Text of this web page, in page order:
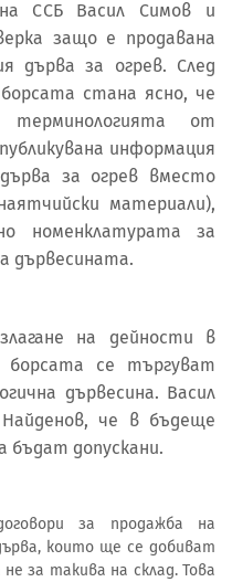
ССБ Васил Симов и
защо е продавана
дърва за огрев. След
стана ясно, че
терминологията от
информация
за огрев вместо
материали),
номенклатурата за
дървесината.
на дейности в
борсата се търгуват
дървесина. Васил
че в бъдеще
бъдат допускани.
за продажба на
които ще се добиват
за такива на склад. Това